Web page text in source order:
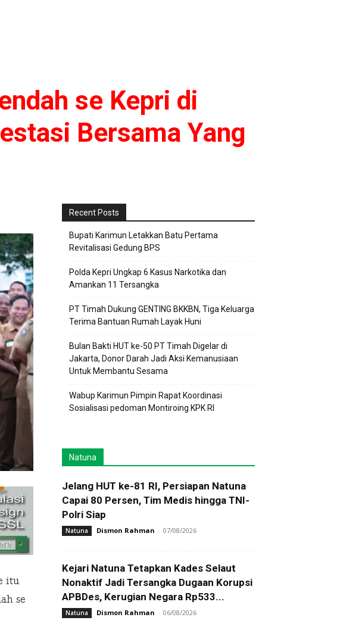
se Kepri di
Bersama Yang
itu
se
Recent Posts
Bupati Karimun Letakkan Batu Pertama
Revitalisasi Gedung BPS
Polda Kepri Ungkap 6 Kasus Narkotika dan
Amankan 11 Tersangka
PT Timah Dukung GENTING BKKBN, Tiga Keluarga
Terima Bantuan Rumah Layak Huni
Bulan Bakti HUT ke-50 PT Timah Digelar di
Jakarta, Donor Darah Jadi Aksi Kemanusiaan
Untuk Membantu Sesama
Wabup Karimun Pimpin Rapat Koordinasi
Sosialisasi pedoman Montiroing KPK RI
Natuna
Jelang HUT ke-81 RI, Persiapan Natuna
Capai 80 Persen, Tim Medis hingga TNI-
Polri Siap
Natuna Dismon Rahman - 07/08/2026
Kejari Natuna Tetapkan Kades Selaut
Nonaktif Jadi Tersangka Dugaan Korupsi
APBDes, Kerugian Negara Rp533...
Natuna Dismon Rahman - 06/08/2026